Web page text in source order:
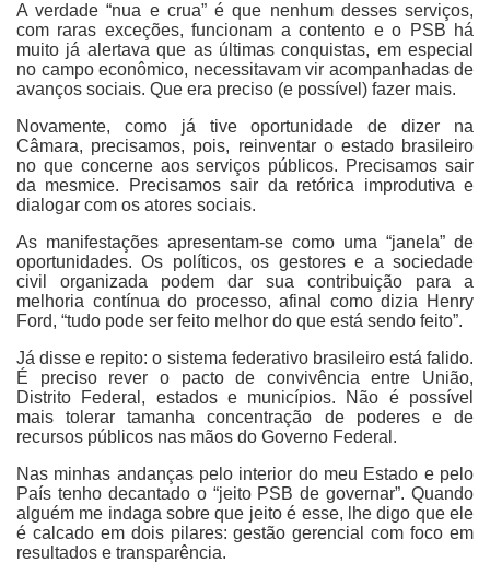
A verdade “nua e crua” é que nenhum desses serviços,
com raras exceções, funcionam a contento e o PSB há
muito já alertava que as últimas conquistas, em especial
no campo econômico, necessitavam vir acompanhadas de
avanços sociais. Que era preciso (e possível) fazer mais.
Novamente, como já tive oportunidade de dizer na
Câmara, precisamos, pois, reinventar o estado brasileiro
no que concerne aos serviços públicos. Precisamos sair
da mesmice. Precisamos sair da retórica improdutiva e
dialogar com os atores sociais.
As manifestações apresentam-se como uma “janela” de
oportunidades. Os políticos, os gestores e a sociedade
civil organizada podem dar sua contribuição para a
melhoria contínua do processo, afinal como dizia Henry
Ford, “tudo pode ser feito melhor do que está sendo feito”.
Já disse e repito: o sistema federativo brasileiro está falido.
É preciso rever o pacto de convivência entre União,
Distrito Federal, estados e municípios. Não é possível
mais tolerar tamanha concentração de poderes e de
recursos públicos nas mãos do Governo Federal.
Nas minhas andanças pelo interior do meu Estado e pelo
País tenho decantado o “jeito PSB de governar”. Quando
alguém me indaga sobre que jeito é esse, lhe digo que ele
é calcado em dois pilares: gestão gerencial com foco em
resultados e transparência.